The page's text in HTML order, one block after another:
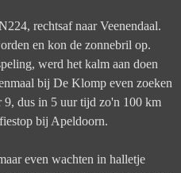
rechtsaf naar Veenendaal.
en kon de zonnebril op.
werd het kalm aan doen
bij De Klomp even zoeken
9, dus in 5 uur tijd zo'n 100 km
bij Apeldoorn.
even wachten in halletje